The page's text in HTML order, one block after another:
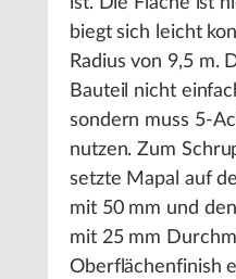
biegt sich leicht
Radius von 9,5 m.
Bauteil nicht
sondern muss 5-
nutzen. Zum
setzte Mapal auf
mit 50 mm und
mit 25 mm
Oberflächenfinish